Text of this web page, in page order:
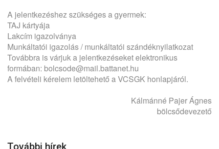
A jelentkezéshez szükséges a gyermek:
TAJ kártyája
Lakcím igazolványa
Munkáltatói igazolás / munkáltatói szándéknyilatkozat
Továbbra is várjuk a jelentkezéseket elektronikus
formában: bolcsode@mail.battanet.hu
A felvételi kérelem letöltehető a VCSGK honlapjáról.
Kálmánné Pajer Ágnes
bölcsődevezető
További hírek